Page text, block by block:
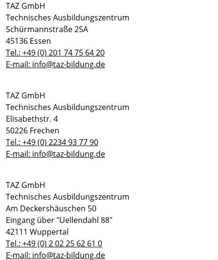
TAZ GmbH
Technisches Ausbildungszentrum
Schürmannstraße 25A
45136 Essen
Tel.: +49 (0) 201 74 75 64 20
E-mail: info@taz-bildung.de
TAZ GmbH
Technisches Ausbildungszentrum
Elisabethstr. 4
50226 Frechen
Tel.: +49 (0) 2234 93 77 90
E-mail: info@taz-bildung.de
TAZ GmbH
Technisches Ausbildungszentrum
Am Deckershäuschen 50
Eingang über "Uellendahl 88"
42111 Wuppertal
Tel.: +49 (0) 2 02 25 62 61 0
E-mail: info@taz-bildung.de